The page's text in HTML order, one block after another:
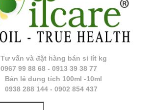
Tư vấn và đặt hàng bán sỉ lít kg
0967 99 88 68 - 0913 39 38 77
Bán lẻ dung tích 100ml -10ml
0938 288 144 - 0902 854 437